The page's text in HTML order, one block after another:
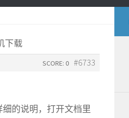
下载
#6733
SCORE: 0
的说明，打开文档里